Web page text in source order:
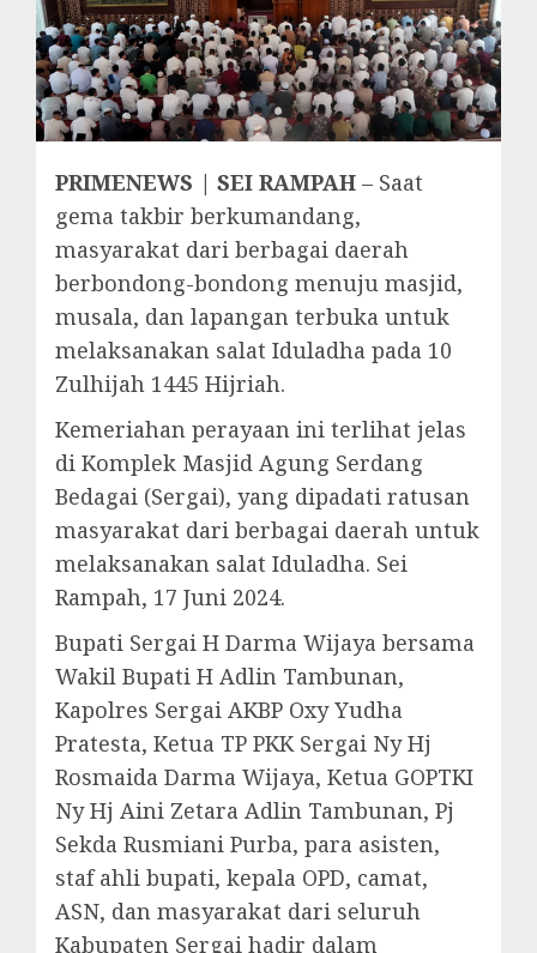
PRIMENEWS | SEI RAMPAH – Saat
gema takbir berkumandang,
masyarakat dari berbagai daerah
berbondong-bondong menuju masjid,
musala, dan lapangan terbuka untuk
melaksanakan salat Iduladha pada 10
Zulhijah 1445 Hijriah.
Kemeriahan perayaan ini terlihat jelas
di Komplek Masjid Agung Serdang
Bedagai (Sergai), yang dipadati ratusan
masyarakat dari berbagai daerah untuk
melaksanakan salat Iduladha. Sei
Rampah, 17 Juni 2024.
Bupati Sergai H Darma Wijaya bersama
Wakil Bupati H Adlin Tambunan,
Kapolres Sergai AKBP Oxy Yudha
Pratesta, Ketua TP PKK Sergai Ny Hj
Rosmaida Darma Wijaya, Ketua GOPTKI
Ny Hj Aini Zetara Adlin Tambunan, Pj
Sekda Rusmiani Purba, para asisten,
staf ahli bupati, kepala OPD, camat,
ASN, dan masyarakat dari seluruh
Kabupaten Sergai hadir dalam